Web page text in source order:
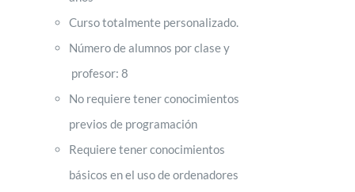
Curso totalmente personalizado.
Número de alumnos por clase y
profesor: 8
No requiere tener conocimientos
previos de programación
Requiere tener conocimientos
básicos en el uso de ordenadores